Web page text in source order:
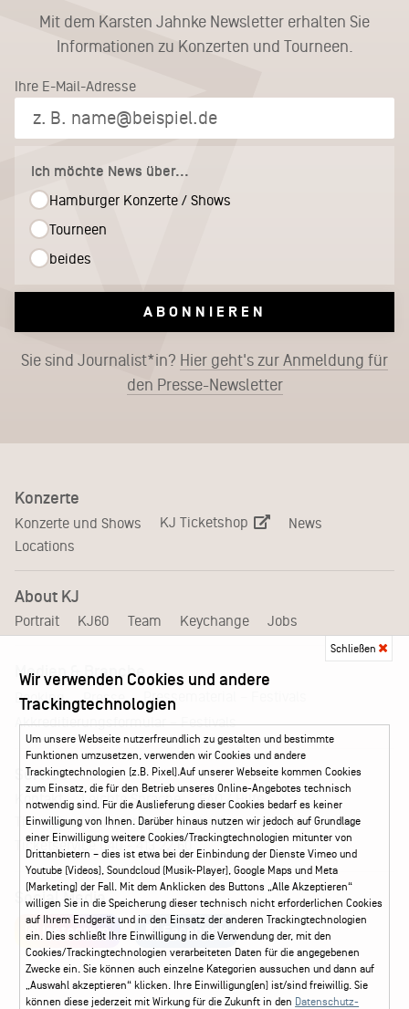
Mit dem Karsten Jahnke Newsletter erhalten Sie
Informationen zu Konzerten und Tourneen.
Ihre E-Mail-Adresse
Ich möchte News über...
Hamburger Konzerte / Shows
Tourneen
beides
ABONNIEREN
Sie sind Journalist*in? Hier geht's zur Anmeldung für
den Presse-Newsletter
Konzerte
Konzerte und Shows KJ Ticketshop
News
Locations
About KJ
Portrait KJ60 Team Keychange Jobs
Medien & Branche
Booking Presse
Pressematerial – Festivals
Akkreditierungsformular – Festivals
Service
Kontakt Leichte Sprache
FAQ / Hilfe
Ticketshop Hamburg
Gutscheine
Callback-Service
Ticketservice 040 - 413 22 60
Social Media
Instagram Facebook
Schließen
Wir verwenden Cookies und andere
Trackingtechnologien
Um unsere Webseite nutzerfreundlich zu gestalten und bestimmte
Funktionen umzusetzen, verwenden wir Cookies und andere
Trackingtechnologien (z.B. Pixel).Auf unserer Webseite kommen Cookies
zum Einsatz, die für den Betrieb unseres Online-Angebotes technisch
notwendig sind. Für die Auslieferung dieser Cookies bedarf es keiner
Einwilligung von Ihnen. Darüber hinaus nutzen wir jedoch auf Grundlage
einer Einwilligung weitere Cookies/Trackingtechnologien mitunter von
Drittanbietern – dies ist etwa bei der Einbindung der Dienste Vimeo und
Youtube (Videos), Soundcloud (Musik-Player), Google Maps und Meta
(Marketing) der Fall. Mit dem Anklicken des Buttons „Alle Akzeptieren“
willigen Sie in die Speicherung dieser technisch nicht erforderlichen Cookies
auf Ihrem Endgerät und in den Einsatz der anderen Trackingtechnologien
ein. Dies schließt Ihre Einwilligung in die Verwendung der, mit den
Cookies/Trackingtechnologien verarbeiteten Daten für die angegebenen
Zwecke ein. Sie können auch einzelne Kategorien aussuchen und dann auf
„Auswahl akzeptieren“ klicken. Ihre Einwilligung(en) ist/sind freiwillig. Sie
können diese jederzeit mit Wirkung für die Zukunft in den Datenschutz-